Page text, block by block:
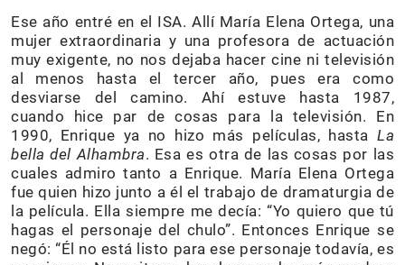
Ese año entré en el ISA. Allí María Elena Ortega, una
mujer extraordinaria y una profesora de actuación
muy exigente, no nos dejaba hacer cine ni televisión
al menos hasta el tercer año, pues era como
desviarse del camino. Ahí estuve hasta 1987,
cuando hice par de cosas para la televisión. En
1990, Enrique ya no hizo más películas, hasta La
bella del Alhambra. Esa es otra de las cosas por las
cuales admiro tanto a Enrique. María Elena Ortega
fue quien hizo junto a él el trabajo de dramaturgia de
la película. Ella siempre me decía: “Yo quiero que tú
hagas el personaje del chulo”. Entonces Enrique se
negó: “Él no está listo para ese personaje todavía, es